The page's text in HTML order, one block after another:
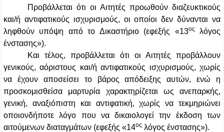
Προβάλλεται ότι οι Αιτητές προωθούν διαζευκτικούς
και/ή αντιφατικούς ισχυρισμούς, οι οποίοι δεν δύνανται να
ληφθούν υπόψη από το Δικαστήριο (εφεξής «13οςλόγος
ένστασης»).
Και τέλος, προβάλλεται ότι οι Αιτητές προβάλλουν
γενικούς, αόριστους και/ή αντιφατικούς ισχυρισμούς, χωρίς
να έχουν αποσείσει το βάρος απόδειξης αυτών, ενώ η
προσκομισθείσα μαρτυρία χαρακτηρίζεται ως ανεπαρκής,
γενική, αναξιόπιστη και αντιφατική, χωρίς να τεκμηριώνει
οποιονδήποτε λόγο που να δικαιολογεί την έκδοση των
αιτούμενων διαταγμάτων (εφεξής «14ος λόγος ένστασης»).